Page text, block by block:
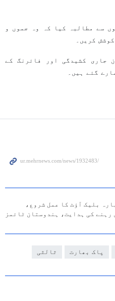
سے مطالبہ کیا کہ وہ جموں و
کریں۔
جاری کشیدگی اور فائرنگ کے
گئے ہیں۔
بلیک آؤٹ کا عمل شروع،
رہنے کی ہدایت، ہندوستان ٹائمز
پاک بھارت ثالثی